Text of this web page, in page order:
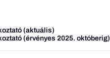
(aktuális)
(érvényes 2025. októberig)